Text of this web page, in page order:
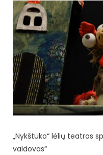
„Nykštuko“ lėlių teatras
valdovas“